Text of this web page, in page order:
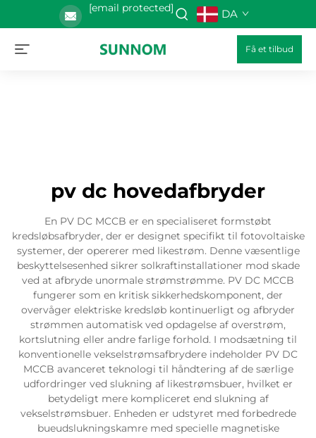
[email protected] DA
Få et tilbud
pv dc hovedafbryder
En PV DC MCCB er en specialiseret formstøbt
kredsløbsafbryder, der er designet specifikt til fotovoltaiske
systemer, der opererer med likestrøm. Denne væsentlige
beskyttelsesenhed sikrer solkraftinstallationer mod skade
ved at afbryde unormale strømstrømme. PV DC MCCB
fungerer som en kritisk sikkerhedskomponent, der
overvåger elektriske kredsløb kontinuerligt og afbryder
strømmen automatisk ved opdagelse af overstrøm,
kortslutning eller andre farlige forhold. I modsætning til
konventionelle vekselstrømsafbrydere indeholder PV DC
MCCB avanceret teknologi til håndtering af de særlige
udfordringer ved slukning af likestrømsbuer, hvilket er
betydeligt mere kompliceret end slukning af
vekselstrømsbuer. Enheden er udstyret med forbedrede
bueudslukningskamre med specielle magnetiske